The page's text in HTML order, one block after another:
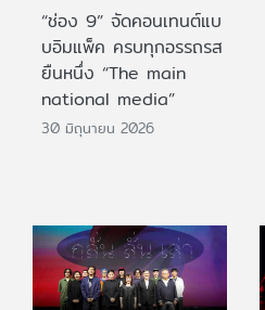
“ช่อง 9” จัดคอนเทนต์แบ
บอิมแพ็ค ครบทุกอรรถรส
ยืนหนึ่ง “The main
national media”
30 มิถุนายน 2026